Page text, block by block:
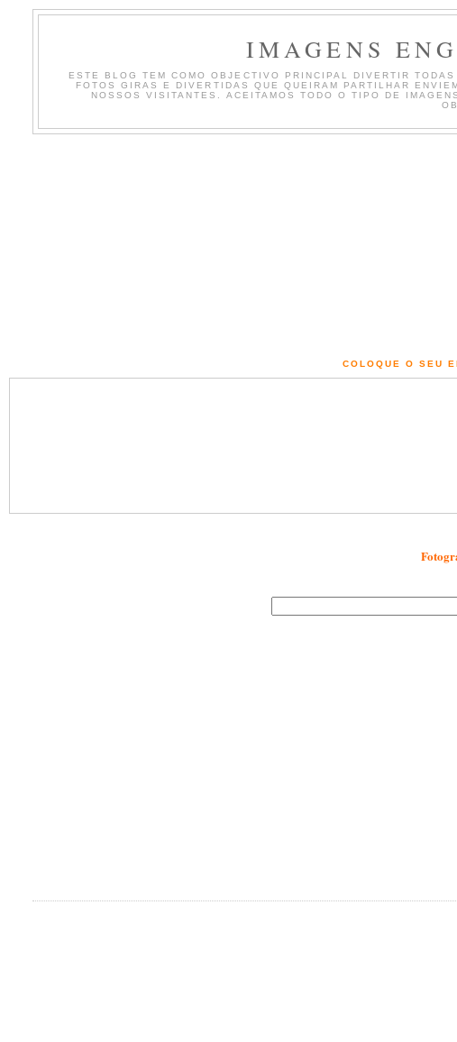
IMAGENS
ESTE BLOG TEM COMO OBJECTIVO PRINCIPAL DIVERTIR
FOTOS GIRAS E DIVERTIDAS QUE QUEIRAM PARTILHAR
NOSSOS VISITANTES. ACEITAMOS TODO O TIPO DE
COLOQUE O SEU